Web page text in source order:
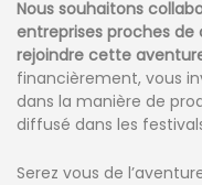
Nous souhaitons
entreprises proches
rejoindre cette
financièrement, vous
dans la manière de
diffusé dans les
Serez vous de